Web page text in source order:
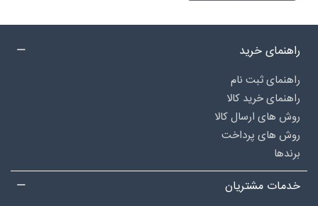
راهنمای خرید
راهنمای ثبت نام
راهنمای خرید کالا
روش های ارسال کالا
روش های پرداخت
برندها
خدمات مشتریان